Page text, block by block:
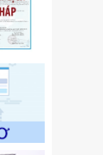
BTC
tư số
12